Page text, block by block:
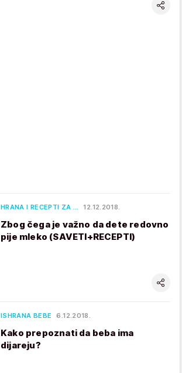
HRANA I RECEPTI ZA … 12.12.2018.
Zbog čega je važno da dete redovno
pije mleko (SAVETI+RECEPTI)
ISHRANA BEBE 6.12.2018.
Kako prepoznati da beba ima
dijareju?